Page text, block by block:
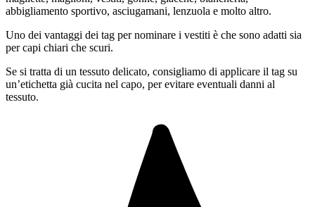
abbigliamento sportivo, asciugamani, lenzuola e molto altro.
Uno dei vantaggi dei tag per nominare i vestiti è che sono adatti sia
per capi chiari che scuri.
Se si tratta di un tessuto delicato, consigliamo di applicare il tag su
un’etichetta già cucita nel capo, per evitare eventuali danni al
tessuto.